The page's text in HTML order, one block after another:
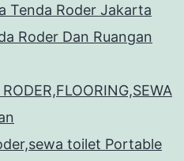
Tenda Roder Jakarta
Roder Dan Ruangan
toilet Portable